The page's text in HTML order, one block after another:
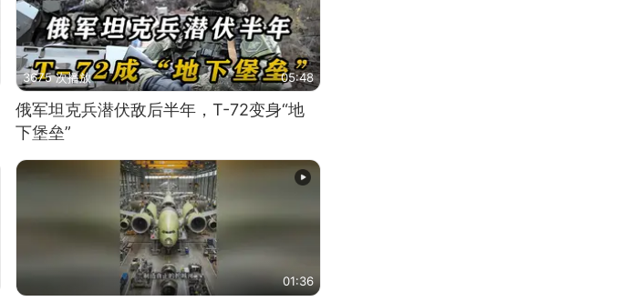
3675 次播放 05:48
俄军坦克兵潜伏敌后半年，T-72变身“地
下堡垒”
01:36